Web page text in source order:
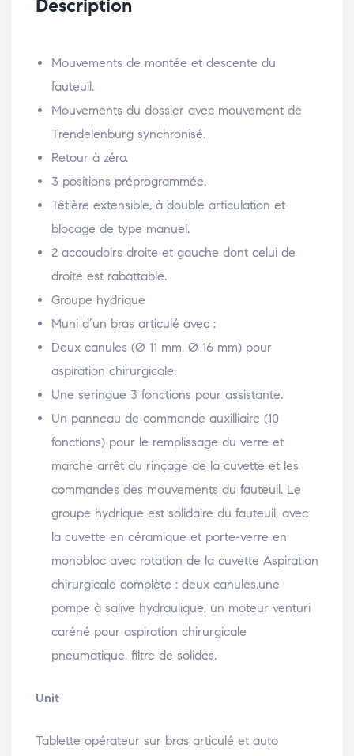
Description
Mouvements de montée et descente du
fauteuil.
Mouvements du dossier avec mouvement de
Trendelenburg synchronisé.
Retour à zéro.
3 positions préprogrammée.
Têtière extensible, à double articulation et
blocage de type manuel.
2 accoudoirs droite et gauche dont celui de
droite est rabattable.
Groupe hydrique
Muni d’un bras articulé avec :
Deux canules (Ø 11 mm, Ø 16 mm) pour
aspiration chirurgicale.
Une seringue 3 fonctions pour assistante.
Un panneau de commande auxilliaire (10
fonctions) pour le remplissage du verre et
marche arrêt du rinçage de la cuvette et les
commandes des mouvements du fauteuil. Le
groupe hydrique est solidaire du fauteuil, avec
la cuvette en céramique et porte-verre en
monobloc avec rotation de la cuvette Aspiration
chirurgicale complète : deux canules,une
pompe à salive hydraulique, un moteur venturi
caréné pour aspiration chirurgicale
pneumatique, filtre de solides.
Unit
Tablette opérateur sur bras articulé et auto